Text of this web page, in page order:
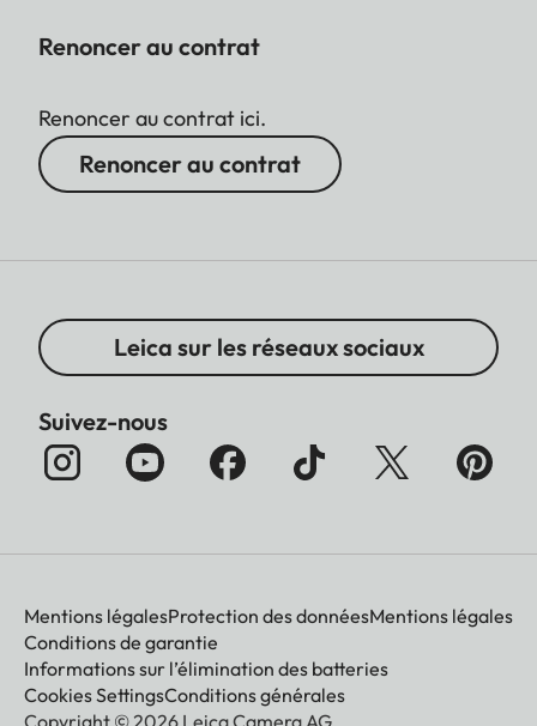
Renoncer au contrat
Renoncer au contrat ici.
Renoncer au contrat
Leica sur les réseaux sociaux
Suivez-nous
Mentions légalesProtection des donnéesMentions légales
Conditions de garantie
Informations sur l’élimination des batteries
Cookies SettingsConditions générales
Copyright © 2026 Leica Camera AG